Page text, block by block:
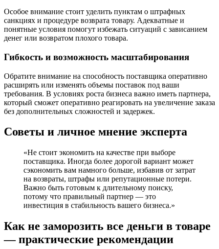
Особое внимание стоит уделить пунктам о штрафных
санкциях и процедуре возврата товару. Адекватные и
понятные условия помогут избежать ситуаций с зависанием
денег или возвратом плохого товара.
Гибкость и возможность масштабирования
Обратите внимание на способность поставщика оперативно
расширять или изменять объемы поставок под ваши
требования. В условиях роста бизнеса важно иметь партнера,
который сможет оперативно реагировать на увеличение заказа
без дополнительных сложностей и задержек.
Советы и личное мнение эксперта
«Не стоит экономить на качестве при выборе
поставщика. Иногда более дорогой вариант может
сэкономить вам намного больше, избавив от затрат
на возвраты, штрафы или репутационные потери.
Важно быть готовым к длительному поиску,
потому что правильный партнер — это
инвестиция в стабильность вашего бизнеса.»
Как не заморозить все деньги в товаре
— практические рекомендации